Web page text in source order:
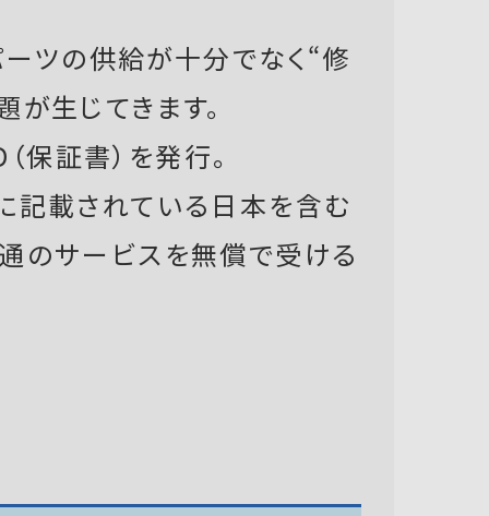
ツの供給が十分でなく“修
生じてきます。
保証書）を発行。
記載されている日本を含む
のサービスを無償で受ける